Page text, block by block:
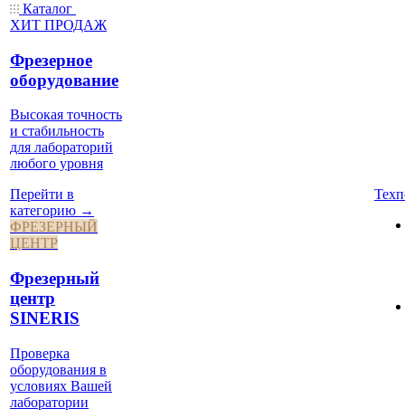
Каталог
ХИТ ПРОДАЖ
Фрезерное
оборудование
Высокая точность
и стабильность
для лабораторий
любого уровня
Перейти в
категорию →
ФРЕЗЕРНЫЙ
ЦЕНТР
Фрезерный
центр
SINERIS
Проверка
оборудования в
условиях Вашей
лаборатории